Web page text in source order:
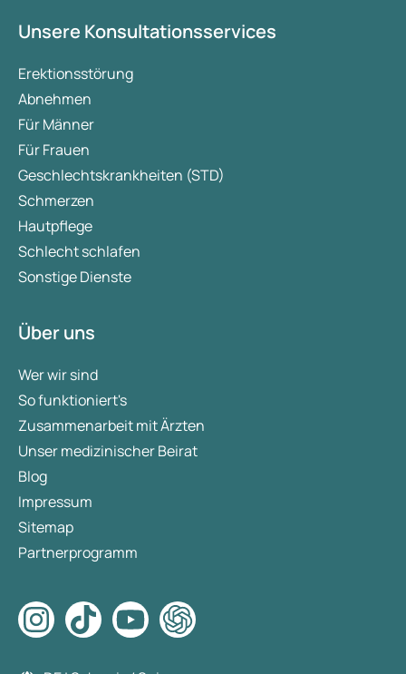
Unsere Konsultationsservices
Erektionsstörung
Abnehmen
Für Männer
Für Frauen
Geschlechtskrankheiten (STD)
Schmerzen
Hautpflege
Schlecht schlafen
Sonstige Dienste
Über uns
Wer wir sind
So funktioniert's
Zusammenarbeit mit Ärzten
Unser medizinischer Beirat
Blog
Impressum
Sitemap
Partnerprogramm